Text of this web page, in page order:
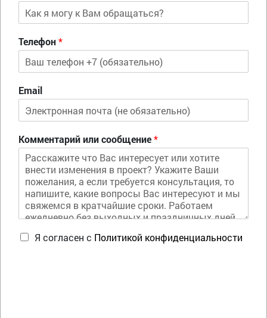
Телефон*
Email
Комментарий или сообщение*
Я согласен с Политикой конфиденциальности